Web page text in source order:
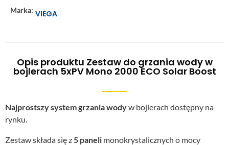
Marka: VIEGA
Opis produktu Zestaw do grzania wody w
bojlerach 5xPV Mono 2000 ECO Solar Boost
Najprostszy system grzania wodyw bojlerach dostępny na
rynku.
Zestaw składa się z 5 paneli monokrystalicznych o mocy